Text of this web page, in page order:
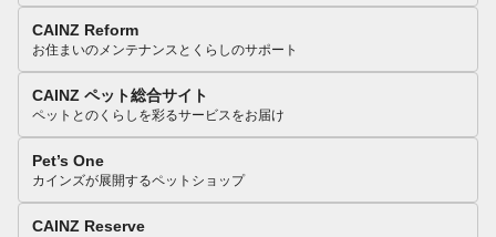
CAINZ Reform
お住まいのメンテナンスとくらしのサポート
CAINZ ペット総合サイト
ペットとのくらしを彩るサービスをお届け
Pet’s One
カインズが展開するペットショップ
CAINZ Reserve